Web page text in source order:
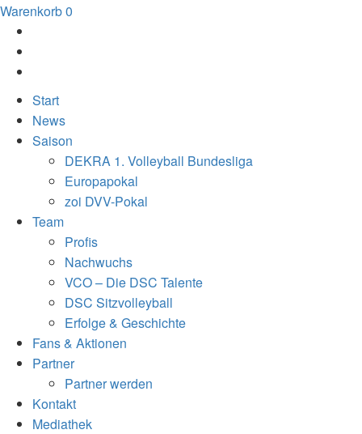
Warenkorb0
Start
News
Saison
DEKRA 1. Volleyball Bundesliga
Europapokal
zoi DVV-Pokal
Team
Profis
Nachwuchs
VCO – Die DSC Talente
DSC Sitzvolleyball
Erfolge & Geschichte
Fans & Aktionen
Partner
Partner werden
Kontakt
Mediathek